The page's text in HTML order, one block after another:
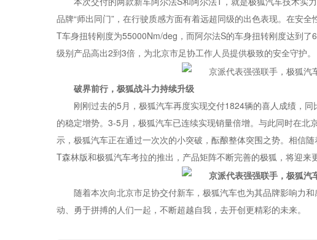
品牌“师出同门”，在行驶质感方面有着远超同级的出色表现。在安
T车身扭转刚度为55000Nm/deg，而阿尔法S的车身扭转刚度达到
级别产品高出2到3倍，为北京市足协工作人员提供极致的安全守护。
破界前行，极狐战斗力持续升级
刚刚过去的5月，极狐汽车再度实现交付1824辆的喜人成绩，
的稳定增势。3-5月，极狐汽车已连续实现销量倍增。与此同时在
示，极狐汽车正在通过一次次的小突破，酝酿整体突围之势。相信
T森林版和极狐汽车考拉的推出，产品矩阵不断完善的极狐，将迎来
随着本次向北京市足协交付新车，极狐汽车也为其品牌影响力
动、勇于拼搏的人们一起，不断超越自我，去开创更精彩的未来。